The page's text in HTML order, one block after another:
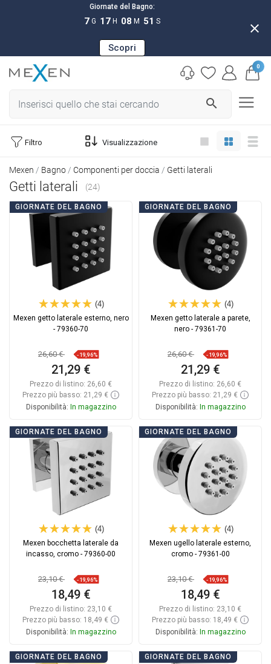
Giornate del Bagno:
7 G 17 H 08 M 50 S
Scopri
close
search
0
Filtro Visualizzazione
Mexen Bagno Componenti per doccia Getti laterali
Getti laterali (24)
GIORNATE DEL BAGNO
(4)
Mexen getto laterale esterno, nero
- 79360-70
26,60 € -19,96%
21,29 €
Prezzo di listino: 26,60 €
Prezzo più basso: 21,29 €
Disponibilità: In magazzino
Aggiungi al carrello
favorite_border Preferito
Confrontare
GIORNATE DEL BAGNO
(4)
Mexen getto laterale a parete,
nero - 79361-70
26,60 € -19,96%
21,29 €
Prezzo di listino: 26,60 €
Prezzo più basso: 21,29 €
Disponibilità: In magazzino
Aggiungi al carrello
Preferito
Confrontare
GIORNATE DEL BAGNO
(4)
Mexen bocchetta laterale da
incasso, cromo - 79360-00
23,10 € -19,96%
18,49 €
Prezzo di listino: 23,10 €
Prezzo più basso: 18,49 €
Disponibilità: In magazzino
Aggiungi al carrello
GIORNATE DEL BAGNO
(4)
Mexen ugello laterale esterno,
cromo - 79361-00
23,10 € -19,96%
18,49 €
Prezzo di listino: 23,10 €
Prezzo più basso: 18,49 €
Disponibilità: In magazzino
Aggiungi al carrello
GIORNATE DEL BAGNO GIORNATE DEL BAGNO